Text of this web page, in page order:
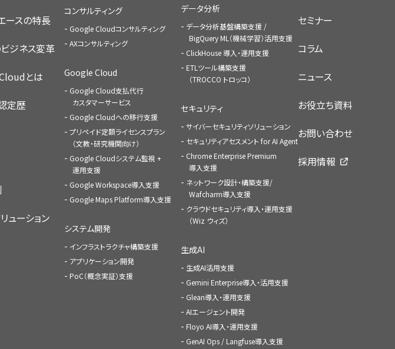
ースの特長
ジネス変革
とは
定歴
ューション
コンサルティング
Google Cloudコンサルティング
AXコンサルティング
Google Cloud
Google Cloud支払代行
カスタマーサービス
Google Cloudへの移行支援
プリペイド定額ライセンスプラン
（文教・研究機関向け）
Google Cloudシステム監視 +
運用支援
Google Workspace導入支援
Google Maps Platform導入支援
システム開発
インフラストラクチャ構築支援
アプリケーション開発
PoC（概念実証）支援
データ分析
データ分析基盤構築支援 /
BigQuery ML（機械学習）活用支援
ClickHouse 導入・運用支援
ETLツール構築支援
（TROCCO トロッコ）
セキュリティ
サイバーセキュリティソリューション
セキュリティアセスメント for AI Agent
Chrome Enterprise Premium
導入支援
ネットワーク設計・構築支援/
Wafcharm導入支援
クラウドセキュリティ導入・運用支援
（Wiz ウィズ）
生成AI
生成AI活用支援
Gemini Enterprise導入・活用支援
Glean導入・運用支援
AIエージェント開発
Floyo AI導入・運用支援
GenAI Ops / Langfuse導入支援
セミナー
コラム
ニュース
お役立ち資料
お問い合わせ
採用情報